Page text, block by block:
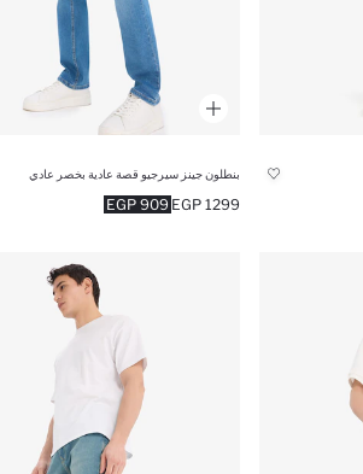
بنطلون جينز سيرجيو قصة عادية بخصر عادي
909 EGP 1299 EGP